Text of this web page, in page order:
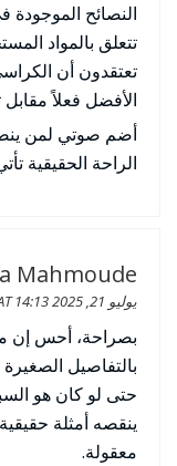
النصائح
تتعلق بالمواد
تعتقدون أن
الأفضل فعلاً
أضم صوتي لمن
الراحة الحقيقية
Mahmoude
يوليو 21, 2025 AT 14:13
بصراحة، أحس إن
بالتفاصيل
حتى لو كان هو
ينقصه أمثلة
معقولة.